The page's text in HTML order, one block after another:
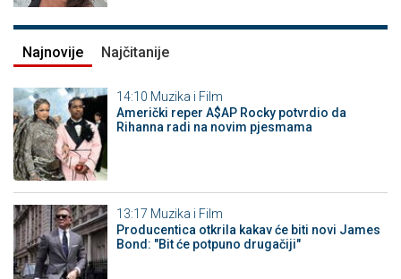
Najnovije Najčitanije
14:10 Muzika i Film
Američki reper A$AP Rocky potvrdio da
Rihanna radi na novim pjesmama
13:17 Muzika i Film
Producentica otkrila kakav će biti novi James
Bond: "Bit će potpuno drugačiji"